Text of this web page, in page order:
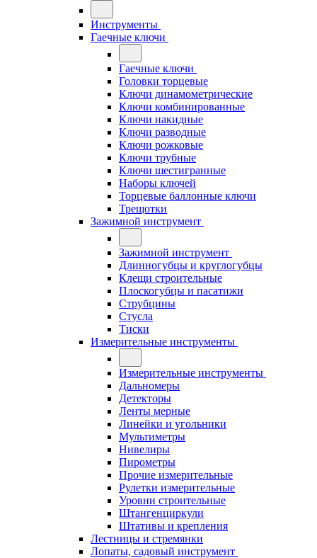
Инструменты
Гаечные ключи
Гаечные ключи
Головки торцевые
Ключи динамометрические
Ключи комбинированные
Ключи накидные
Ключи разводные
Ключи рожковые
Ключи трубные
Ключи шестигранные
Наборы ключей
Торцевые баллонные ключи
Трещотки
Зажимной инструмент
Зажимной инструмент
Длинногубцы и круглогубцы
Клещи строительные
Плоскогубцы и пасатижи
Струбцины
Стусла
Тиски
Измерительные инструменты
Измерительные инструменты
Дальномеры
Детекторы
Ленты мерные
Линейки и угольники
Мультиметры
Нивелиры
Пирометры
Прочие измерительные
Рулетки измерительные
Уровни строительные
Штангенциркули
Штативы и крепления
Лестницы и стремянки
Лопаты, садовый инструмент